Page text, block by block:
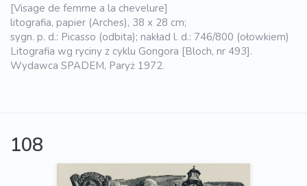
[Visage de femme a la chevelure]
litografia, papier (Arches), 38 x 28 cm;
sygn. p. d.: Picasso (odbita); nakład l. d.: 746/800 (ołowkiem)
Litografia wg ryciny z cyklu Gongora [Bloch, nr 493].
Wydawca SPADEM, Paryż 1972.
108